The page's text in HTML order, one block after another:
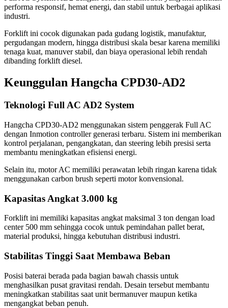
performa responsif, hemat energi, dan stabil untuk berbagai aplikasi
industri.
Forklift ini cocok digunakan pada gudang logistik, manufaktur,
pergudangan modern, hingga distribusi skala besar karena memiliki
tenaga kuat, manuver stabil, dan biaya operasional lebih rendah
dibanding forklift diesel.
Keunggulan Hangcha CPD30-AD2
Teknologi Full AC AD2 System
Hangcha CPD30-AD2 menggunakan sistem penggerak Full AC
dengan Inmotion controller generasi terbaru. Sistem ini memberikan
kontrol perjalanan, pengangkatan, dan steering lebih presisi serta
membantu meningkatkan efisiensi energi.
Selain itu, motor AC memiliki perawatan lebih ringan karena tidak
menggunakan carbon brush seperti motor konvensional.
Kapasitas Angkat 3.000 kg
Forklift ini memiliki kapasitas angkat maksimal 3 ton dengan load
center 500 mm sehingga cocok untuk pemindahan pallet berat,
material produksi, hingga kebutuhan distribusi industri.
Stabilitas Tinggi Saat Membawa Beban
Posisi baterai berada pada bagian bawah chassis untuk
menghasilkan pusat gravitasi rendah. Desain tersebut membantu
meningkatkan stabilitas saat unit bermanuver maupun ketika
mengangkat beban penuh.